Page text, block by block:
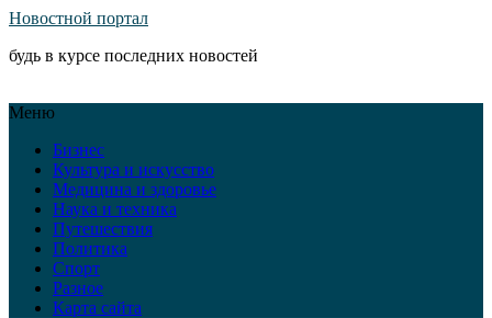
Новостной портал
будь в курсе последних новостей
Меню
Бизнес
Культура и искусство
Медицина и здоровье
Наука и техника
Путешествия
Политика
Спорт
Разное
Карта сайта